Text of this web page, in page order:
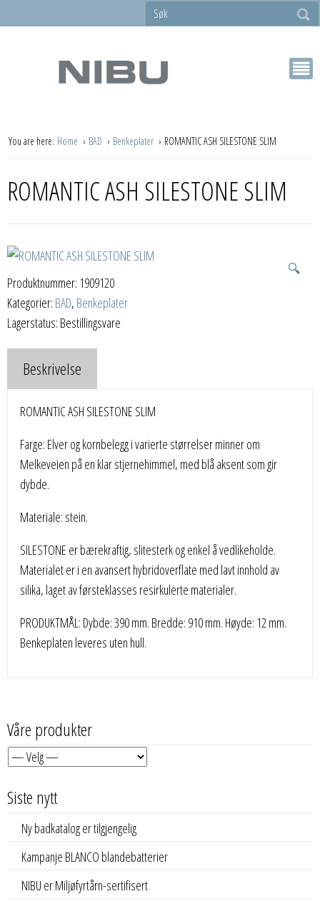
You are here: Home BAD Benkeplater ROMANTIC ASH SILESTONE SLIM
ROMANTIC ASH SILESTONE SLIM
🔍
Produktnummer: 1909120
Kategorier: BAD, Benkeplater
Lagerstatus: Bestillingsvare
Beskrivelse
ROMANTIC ASH SILESTONE SLIM
Farge: Elver og kornbelegg i varierte størrelser minner om
Melkeveien på en klar stjernehimmel, med blå aksent som gir
dybde.
Materiale: stein.
SILESTONE er bærekraftig, slitesterk og enkel å vedlikeholde.
Materialet er i en avansert hybridoverflate med lavt innhold av
silika, laget av førsteklasses resirkulerte materialer.
PRODUKTMÅL: Dybde: 390 mm. Bredde: 910 mm. Høyde: 12 mm.
Benkeplaten leveres uten hull.
Våre produkter
Siste nytt
Ny badkatalog er tilgjengelig
Kampanje BLANCO blandebatterier
NIBU er Miljøfyrtårn-sertifisert